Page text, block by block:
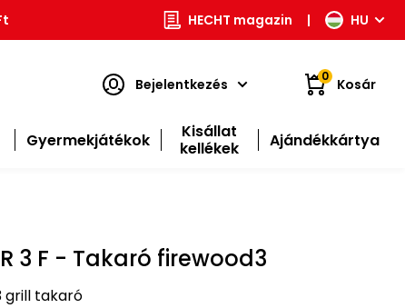
HECHT magazin | HU
Bejelentkezés 0 Kosár
Gyermekjátékok
Kisállat
kellékek
Ajándékkártya
3 F - Takaró firewood3
grill takaró